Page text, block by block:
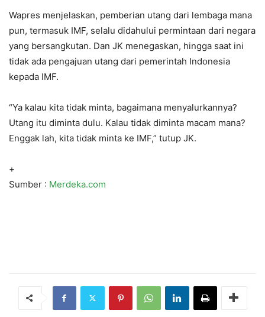
Wapres menjelaskan, pemberian utang dari lembaga mana
pun, termasuk IMF, selalu didahului permintaan dari negara
yang bersangkutan. Dan JK menegaskan, hingga saat ini
tidak ada pengajuan utang dari pemerintah Indonesia
kepada IMF.
“Ya kalau kita tidak minta, bagaimana menyalurkannya?
Utang itu diminta dulu. Kalau tidak diminta macam mana?
Enggak lah, kita tidak minta ke IMF,” tutup JK.
+
Sumber : Merdeka.com